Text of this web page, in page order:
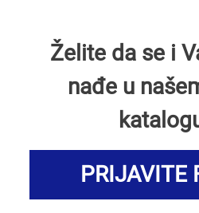
Želite da se i
nađe u
PRIJAVITE